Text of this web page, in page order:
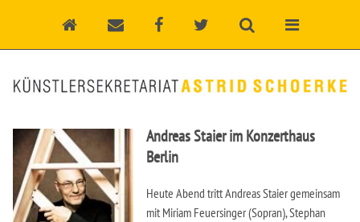
Andreas Staier im Konzerthaus
Berlin
Heute Abend tritt Andreas Staier gemeinsam
mit Miriam Feuersinger (Sopran), Stephan